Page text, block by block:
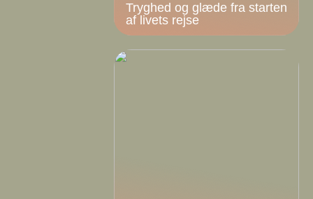
Tryghed og glæde fra starten
af livets rejse